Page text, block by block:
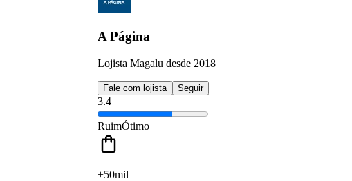
A Página
Lojista Magalu desde 2018
Fale com lojista Seguir
3.4
RuimÓtimo
+50mil